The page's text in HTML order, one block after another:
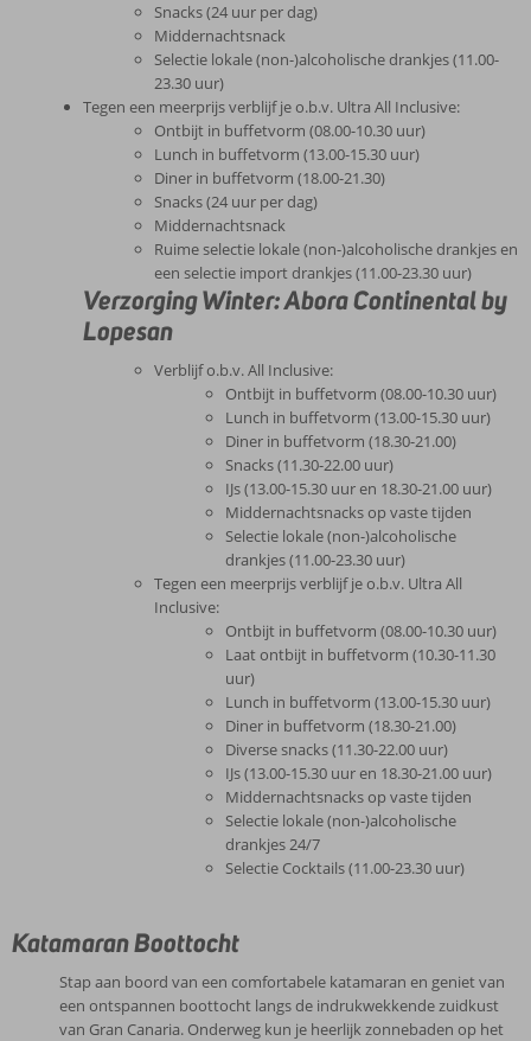
Snacks (24 uur per dag)
Middernachtsnack
Selectie lokale (non-)alcoholische drankjes (11.00-
23.30 uur)
Tegen een meerprijs verblijf je o.b.v. Ultra All Inclusive:
Ontbijt in buffetvorm (08.00-10.30 uur)
Lunch in buffetvorm (13.00-15.30 uur)
Diner in buffetvorm (18.00-21.30)
Snacks (24 uur per dag)
Middernachtsnack
Ruime selectie lokale (non-)alcoholische drankjes en
een selectie import drankjes (11.00-23.30 uur)
Verzorging Winter: Abora Continental by
Lopesan
Verblijf o.b.v. All Inclusive:
Ontbijt in buffetvorm (08.00-10.30 uur)
Lunch in buffetvorm (13.00-15.30 uur)
Diner in buffetvorm (18.30-21.00)
Snacks (11.30-22.00 uur)
IJs (13.00-15.30 uur en 18.30-21.00 uur)
Middernachtsnacks op vaste tijden
Selectie lokale (non-)alcoholische
drankjes (11.00-23.30 uur)
Tegen een meerprijs verblijf je o.b.v. Ultra All
Inclusive:
Ontbijt in buffetvorm (08.00-10.30 uur)
Laat ontbijt in buffetvorm (10.30-11.30
uur)
Lunch in buffetvorm (13.00-15.30 uur)
Diner in buffetvorm (18.30-21.00)
Diverse snacks (11.30-22.00 uur)
IJs (13.00-15.30 uur en 18.30-21.00 uur)
Middernachtsnacks op vaste tijden
Selectie lokale (non-)alcoholische
drankjes 24/7
Selectie Cocktails (11.00-23.30 uur)
Katamaran Boottocht
Stap aan boord van een comfortabele katamaran en geniet van
een ontspannen boottocht langs de indrukwekkende zuidkust
van Gran Canaria. Onderweg kun je heerlijk zonnebaden op het